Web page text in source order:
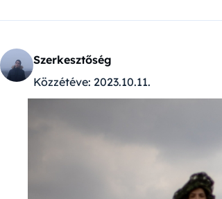
Szerkesztőség
Közzétéve: 2023.10.11.